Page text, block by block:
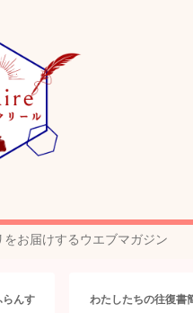
お届けするウエブマガジン
らんす わたしたちの往復書